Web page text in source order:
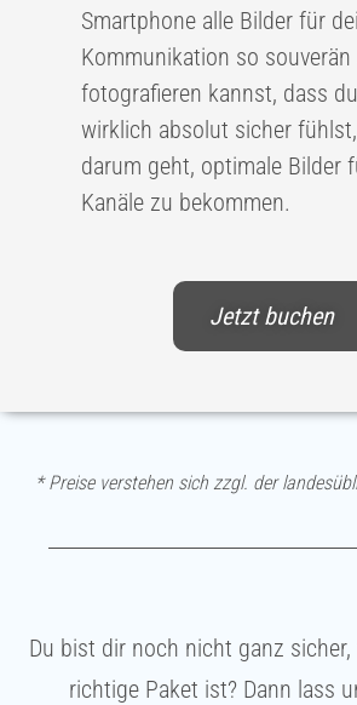
Smartphone alle Bilder für
Kommunikation so
fotografieren kannst, dass
wirklich absolut sicher
darum geht, optimale Bilder
Kanäle zu bekommen.
Jetzt buchen
* Preise verstehen sich zzgl. der
Du bist dir noch nicht ganz
richtige Paket ist? Dann lass